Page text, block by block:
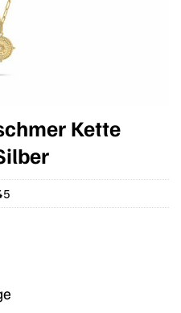
Kette